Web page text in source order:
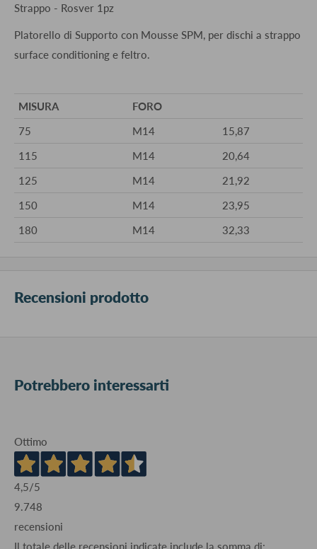
Strappo - Rosver 1pz
Platorello di Supporto con Mousse SPM, per dischi a strappo
surface conditioning e feltro.
MISURA
FORO
75
M14
15,87
115
M14
20,64
125
M14
21,92
150
M14
23,95
180
M14 32,33
Recensioni prodotto
Potrebbero interessarti
Ottimo
4,5/5
9.748
recensioni